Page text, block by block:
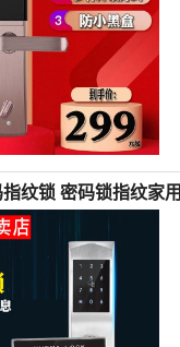
纹锁 密码锁指纹家用
密码门锁智能锁 防-指
玥玛百汇百专卖店仅售
)